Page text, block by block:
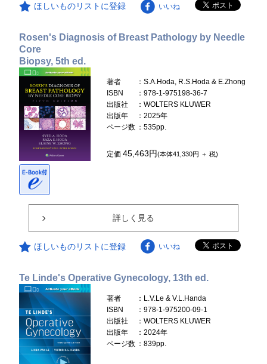
ほしいものリストに登録 いいね
Rosen's Diagnosis of Breast Pathology by Needle
Core
Biopsy, 5th ed.
著者
：S.A.Hoda, R.S.Hoda & E.Zhong
ISBN
：978-1-975198-36-7
出版社
：WOLTERS KLUWER
出版年
：2025年
ページ数 ：535pp.
定価45,463円(本体41,330円 ＋ 税)
詳しく見る
ほしいものリストに登録 いいね
Te Linde's Operative Gynecology, 13th ed.
著者
：L.V.Le & V.L.Handa
ISBN
：978-1-975200-09-1
出版社
：WOLTERS KLUWER
出版年
：2024年
ページ数 ：839pp.